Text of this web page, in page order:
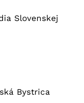
Slovenskej
Bystrica